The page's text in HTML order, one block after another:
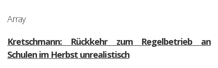
Array
Kretschmann: Rückkehr zum Regelbetrieb an
Schulen im Herbst unrealistisch